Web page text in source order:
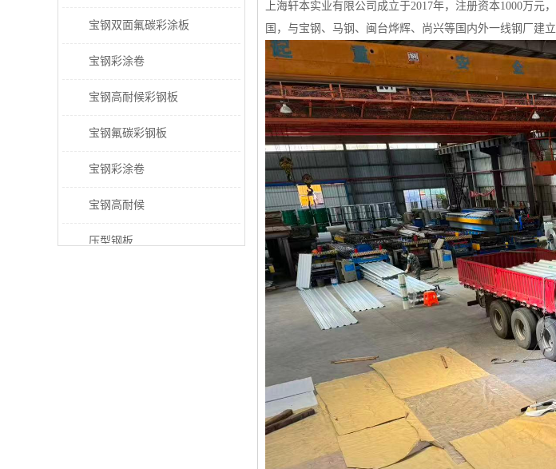
宝钢双面氟碳彩涂板
宝钢彩涂卷
宝钢高耐候彩钢板
宝钢氟碳彩钢板
宝钢彩涂卷
宝钢高耐候
压型钢板
上海轩本实业有限公司成立于2017年，注册资本1000万
国，与宝钢、马钢、闽台烨辉、尚兴等国内外一线钢厂建